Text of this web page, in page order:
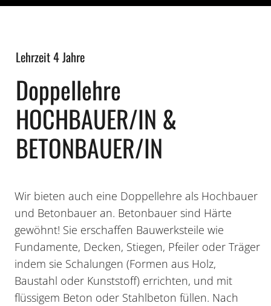
Lehrzeit 4 Jahre
Doppellehre
HOCHBAUER/IN &
BETONBAUER/IN
Wir bieten auch eine Doppellehre als Hochbauer
und Betonbauer an. Betonbauer sind Härte
gewöhnt! Sie erschaffen Bauwerksteile wie
Fundamente, Decken, Stiegen, Pfeiler oder Träger
indem sie Schalungen (Formen aus Holz,
Baustahl oder Kunststoff) errichten, und mit
flüssigem Beton oder Stahlbeton füllen. Nach